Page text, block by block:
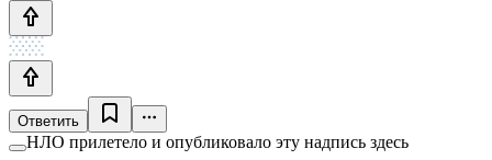
Ответить
НЛО прилетело и опубликовало эту надпись здесь